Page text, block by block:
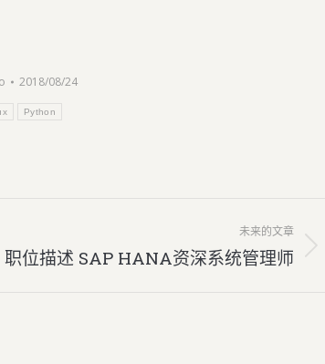
2018/08/24
Python
未来的文章
职位描述 SAP HANA资深系统管理师